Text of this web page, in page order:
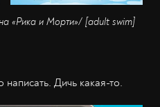
«Рика и Морти»/ [adult swim]
Дичь какая-то.